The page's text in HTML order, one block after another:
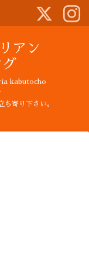
アン
kabutocho
ち寄り下さい。